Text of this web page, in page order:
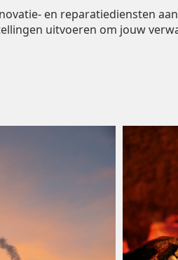
en reparatiediensten
uitvoeren om jouw